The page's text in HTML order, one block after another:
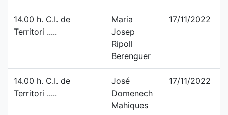
14.00 h. C.I. de
Territori .....
Maria
Josep
Ripoll
Berenguer
17/11/2022
14.00 h. C.I. de
Territori .....
José
Domenech
Mahiques
17/11/2022